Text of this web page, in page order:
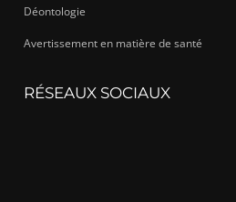
Déontologie
Avertissement en matière de santé
RÉSEAUX SOCIAUX